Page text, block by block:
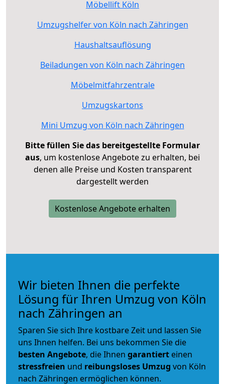
Möbellift Köln
Umzugshelfer von Köln nach Zähringen
Haushaltsauflösung
Beiladungen von Köln nach Zähringen
Möbelmitfahrzentrale
Umzugskartons
Mini Umzug von Köln nach Zähringen
Bitte füllen Sie das bereitgestellte Formular
aus, um kostenlose Angebote zu erhalten, bei
denen alle Preise und Kosten transparent
dargestellt werden
Kostenlose Angebote erhalten
Wir bieten Ihnen die perfekte
Lösung für Ihren Umzug von Köln
nach Zähringen an
Sparen Sie sich Ihre kostbare Zeit und lassen Sie
uns Ihnen helfen. Bei uns bekommen Sie die
besten Angebote, die Ihnen garantiert einen
stressfreien und reibungsloses Umzug von Köln
nach Zähringen ermöglichen können.